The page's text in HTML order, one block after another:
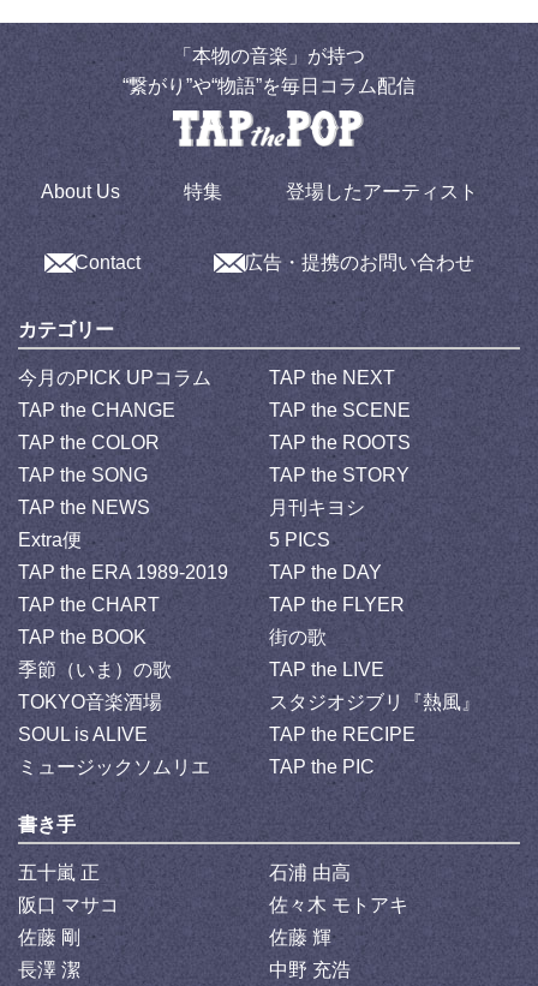
「本物の音楽」が持つ
“繋がり”や“物語”を毎日コラム配信
About Us 特集 登場したアーティスト
Contact 広告・提携のお問い合わせ
カテゴリー
今月のPICK UPコラム
TAP the NEXT
TAP the CHANGE
TAP the SCENE
TAP the COLOR
TAP the ROOTS
TAP the SONG
TAP the STORY
TAP the NEWS
月刊キヨシ
Extra便
5 PICS
TAP the ERA 1989-2019
TAP the DAY
TAP the CHART
TAP the FLYER
TAP the BOOK
街の歌
季節（いま）の歌
TAP the LIVE
TOKYO音楽酒場
スタジオジブリ『熱風』
SOUL is ALIVE
TAP the RECIPE
ミュージックソムリエ
TAP the PIC
書き手
五十嵐 正
石浦 由高
阪口 マサコ
佐々木 モトアキ
佐藤 剛
佐藤 輝
長澤 潔
中野 充浩